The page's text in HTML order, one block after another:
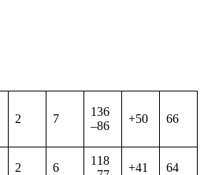
2 7
136
–86
+50 66
2 6
118
+41 64